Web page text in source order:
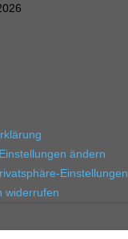
ändern
Einstellungen
widerrufen